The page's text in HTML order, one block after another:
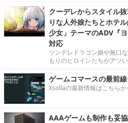
クーデレからスタイル
りな人外娘たちとホテ
少女」テーマのADV『
対応
ツンデレドラゴン娘や無口
もりのヒロインたちがアツい
ゲームコマースの最前
Xsollaの最新情報はこちらか
AAAゲームも制作も妥